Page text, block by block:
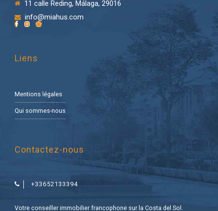
11 calle Reding, Málaga, 29016
info@miahus.com
Liens
Mentions légales
Qui sommes-nous
Contactez-nous
+33652133394
Votre conseiller immobilier francophone sur la Costa del Sol.